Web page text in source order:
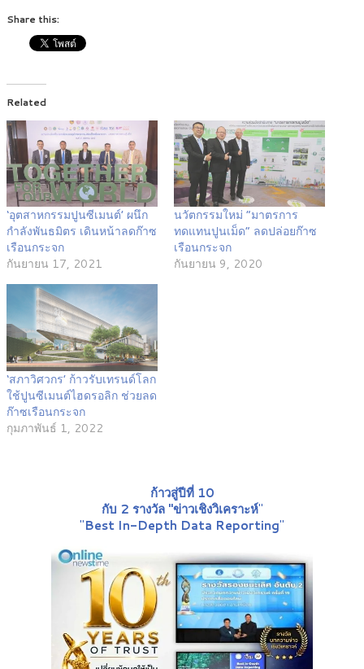
Share this:
Related
‘อุตสาหกรรมปูนซีเมนต์’ ผนึก
กำลังพันธมิตร เดินหน้าลดก๊าซ
เรือนกระจก
กันยายน 17, 2021
นวัตกรรมใหม่ “มาตรการ
ทดแทนปูนเม็ด” ลดปล่อยก๊าซ
เรือนกระจก
กันยายน 9, 2020
‘สภาวิศวกร’ ก้าวรับเทรนด์โลก
ใช้ปูนซีเมนต์ไฮดรอลิก ช่วยลด
ก๊าซเรือนกระจก
กุมภาพันธ์ 1, 2022
ก้าวสู่ปีที่ 10
กับ 2 รางวัล "ข่าวเชิงวิเคราะห์"
"Best In-Depth Data Reporting"